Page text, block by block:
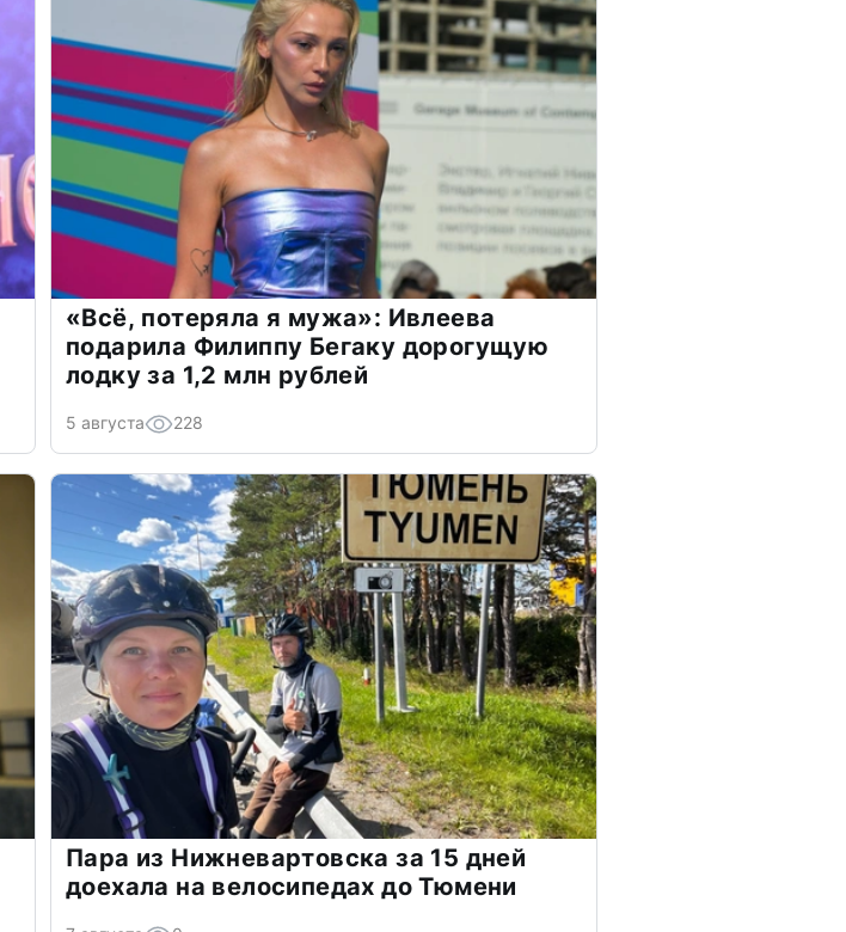
«Всё, потеряла я мужа»: Ивлеева
подарила Филиппу Бегаку дорогущую
лодку за 1,2 млн рублей
5 августа 228
Пара из Нижневартовска за 15 дней
доехала на велосипедах до Тюмени